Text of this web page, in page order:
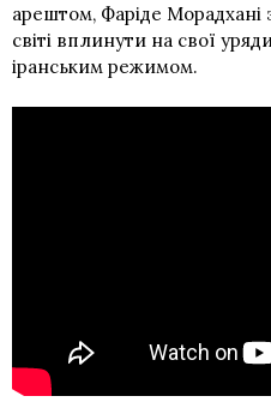
арештом, Фаріде
світі вплинути на свої
іранським режимом.